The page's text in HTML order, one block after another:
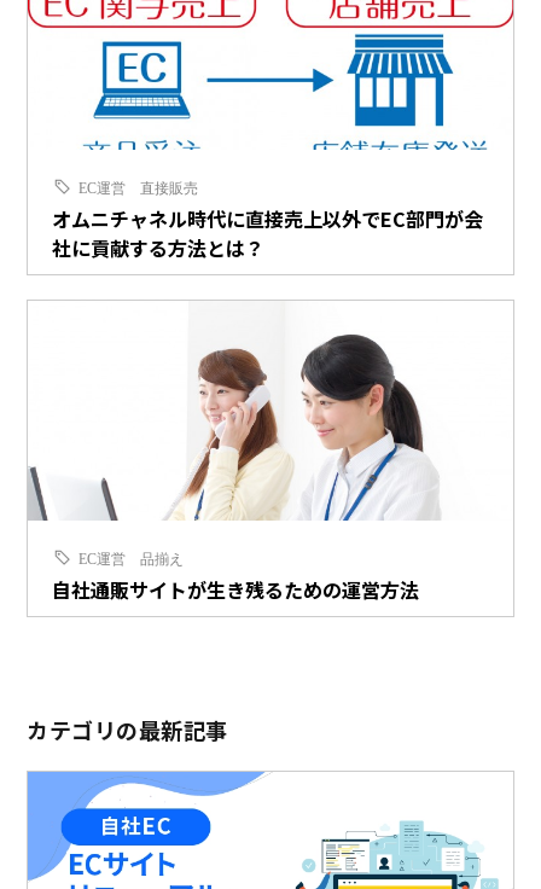
EC運営 直接販売
オムニチャネル時代に直接売上以外でEC部門が会
社に貢献する方法とは？
EC運営 品揃え
自社通販サイトが生き残るための運営方法
カテゴリの最新記事